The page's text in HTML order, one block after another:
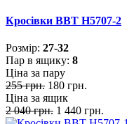
Кросівки BBT H5707-2
Розмiр: 27-32
Пар в ящику: 8
Ціна за пару
255 грн. 180 грн.
Ціна за ящик
2 040 грн. 1 440 грн.